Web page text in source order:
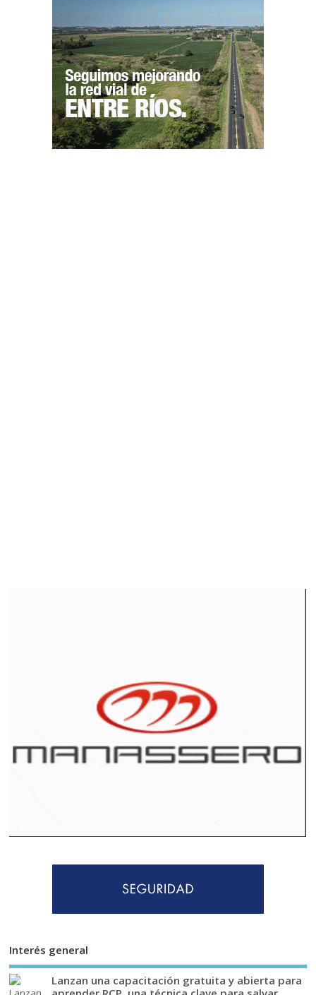
Interés general
Lanzan una capacitación gratuita y abierta para